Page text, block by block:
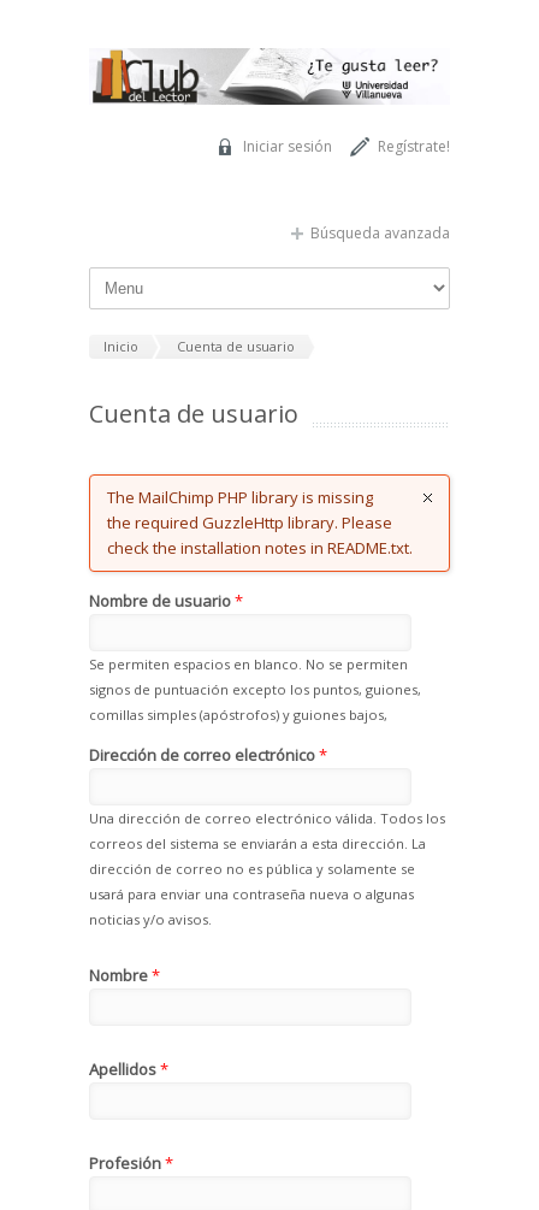
Regístrate!
Iniciar sesión
Búsqueda avanzada
Inicio Cuenta de usuario
Cuenta de usuario
Error message
The MailChimp PHP library is missing
the required GuzzleHttp library. Please
check the installation notes in README.txt.
Nombre de usuario*
Se permiten espacios en blanco. No se permiten
signos de puntuación excepto los puntos, guiones,
comillas simples (apóstrofos) y guiones bajos,
Dirección de correo electrónico*
Una dirección de correo electrónico válida. Todos los
correos del sistema se enviarán a esta dirección. La
dirección de correo no es pública y solamente se
usará para enviar una contraseña nueva o algunas
noticias y/o avisos.
Nombre*
Apellidos*
Profesión*